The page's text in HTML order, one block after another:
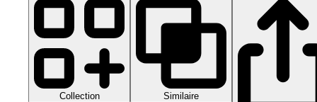
Collection Similaire